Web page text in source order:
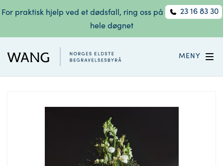
For praktisk hjelp ved et dødsfall, ring oss på
23 16 83 30
hele døgnet
MENY